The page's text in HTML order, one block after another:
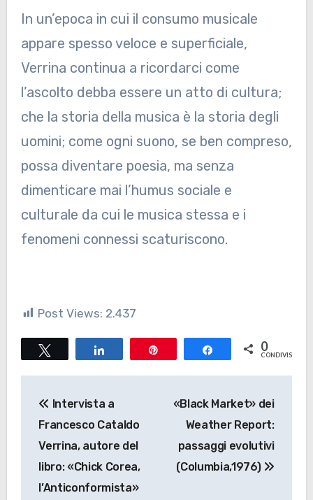
In un’epoca in cui il consumo musicale
appare spesso veloce e superficiale,
Verrina continua a ricordarci come
l’ascolto debba essere un atto di cultura;
che la storia della musica è la storia degli
uomini; come ogni suono, se ben compreso,
possa diventare poesia, ma senza
dimenticare mai l’humus sociale e
culturale da cui le musica stessa e i
fenomeni connessi scaturiscono.
Post Views: 2.437
Share 0
CONDIVISIONI
articoli
Intervista a
Francesco Cataldo
Verrina, autore del
libro: «Chick Corea,
l’Anticonformista»
«Black Market» dei
Weather Report:
passaggi evolutivi
(Columbia,1976)